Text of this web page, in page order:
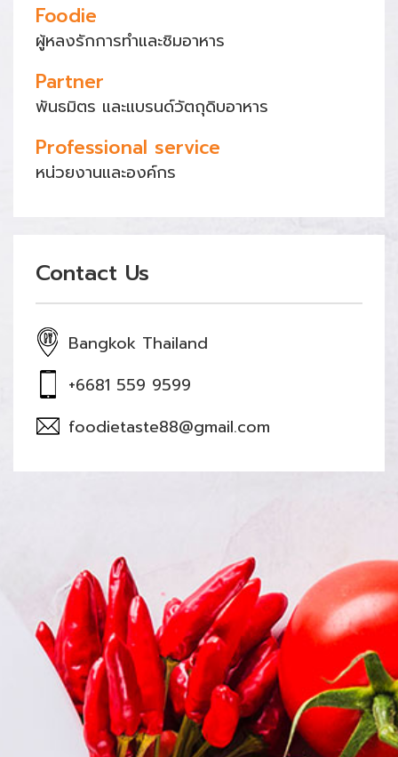
Foodie
ผู้หลงรักการทำและชิมอาหาร
Partner
พันธมิตร และแบรนด์วัตถุดิบอาหาร
Professional service
หน่วยงานและองค์กร
Contact Us
Bangkok Thailand
+6681 559 9599
foodietaste88@gmail.com